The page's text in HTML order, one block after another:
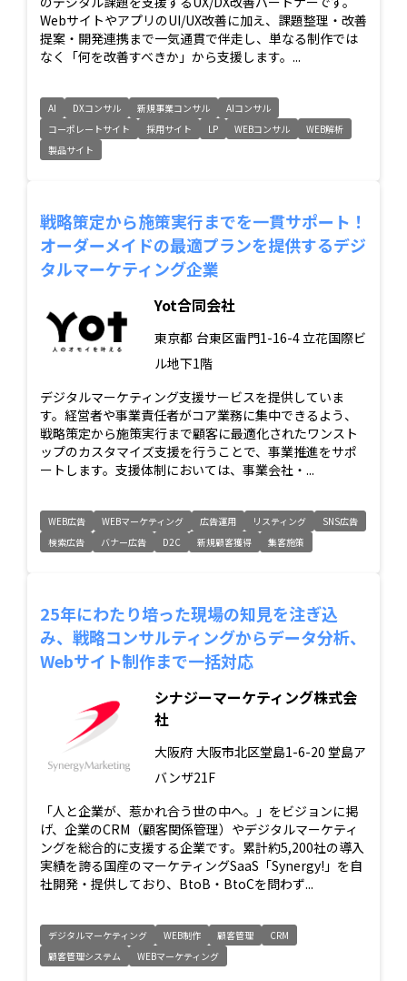
WebサイトやアプリのUI/UX改善に加え、課題整理・改善
提案・開発連携まで一気通貫で伴走し、単なる制作では
なく「何を改善すべきか」から支援します。...
AI DXコンサル 新規事業コンサル
AIコンサル
コーポレートサイト
採用サイト LP WEBコンサル
WEB解析
製品サイト
戦略策定から施策実行までを一貫サポート！
オーダーメイドの最適プランを提供するデジ
タルマーケティング企業
Yot合同会社
東京都 台東区雷門1-16-4 立花国際ビ
ル地下1階
デジタルマーケティング支援サービスを提供していま
す。経営者や事業責任者がコア業務に集中できるよう、
戦略策定から施策実行まで顧客に最適化されたワンスト
ップのカスタマイズ支援を行うことで、事業推進をサポ
ートします。支援体制においては、事業会社・...
WEB広告 WEBマーケティング 広告運用 リスティング
SNS広告
検索広告
バナー広告 D2C 新規顧客獲得 集客施策
25年にわたり培った現場の知見を注ぎ込
み、戦略コンサルティングからデータ分析、
Webサイト制作まで一括対応
シナジーマーケティング株式会
社
大阪府 大阪市北区堂島1-6-20 堂島ア
バンザ21F
「人と企業が、惹かれ合う世の中へ。」をビジョンに掲
げ、企業のCRM（顧客関係管理）やデジタルマーケティ
ングを総合的に支援する企業です。累計約5,200社の導入
実績を誇る国産のマーケティングSaaS「Synergy!」を自
社開発・提供しており、BtoB・BtoCを問わず...
デジタルマーケティング WEB制作 顧客管理
CRM
顧客管理システム
WEBマーケティング